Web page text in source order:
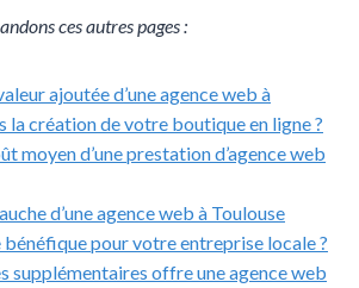
ces autres pages :
ajoutée d’une agence web à
la création de votre boutique en ligne ?
moyen d’une prestation d’agence web
d’une agence web à Toulouse
pour votre entreprise locale ?
supplémentaires offre une agence web